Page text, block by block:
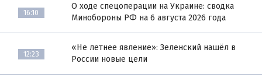
16:10
О ходе спецоперации на Украине: сводка
Минобороны РФ на 6 августа 2026 года
12:23
«Не летнее явление»: Зеленский нашёл в
России новые цели